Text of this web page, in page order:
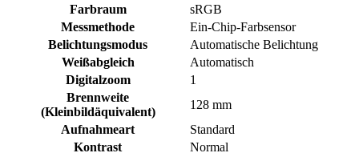
Farbraum
sRGB
Messmethode
Ein-Chip-Farbsensor
Belichtungsmodus
Automatische Belichtung
Weißabgleich
Automatisch
Digitalzoom
1
Brennweite
(Kleinbildäquivalent)
128 mm
Aufnahmeart
Standard
Kontrast
Normal